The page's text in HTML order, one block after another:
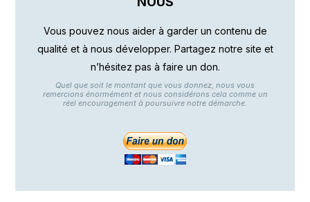
Vous pouvez nous aider à garder un contenu de
qualité et à nous développer. Partagez notre site et
n’hésitez pas à faire un don.
Quel que soit le montant que vous donnez, nous vous
remercions énormément et nous considérons cela comme un
réel encouragement à poursuivre notre démarche.